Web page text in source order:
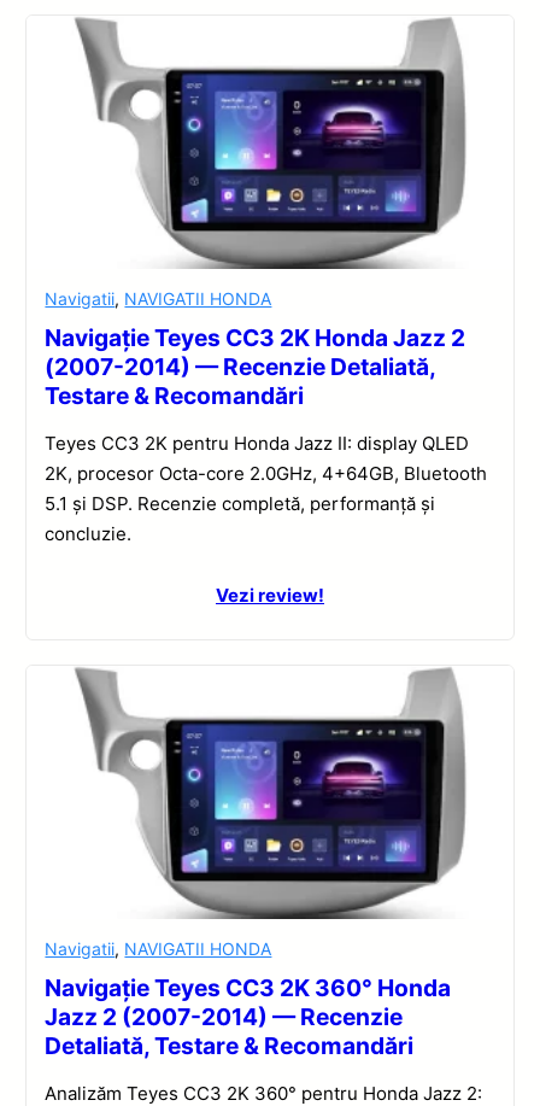
Navigatii, NAVIGATII HONDA
Navigație Teyes CC3 2K Honda Jazz 2
(2007-2014) — Recenzie Detaliată,
Testare & Recomandări
Teyes CC3 2K pentru Honda Jazz II: display QLED
2K, procesor Octa-core 2.0GHz, 4+64GB, Bluetooth
5.1 și DSP. Recenzie completă, performanță și
concluzie.
Vezi review!
Navigatii, NAVIGATII HONDA
Navigație Teyes CC3 2K 360° Honda
Jazz 2 (2007-2014) — Recenzie
Detaliată, Testare & Recomandări
Analizăm Teyes CC3 2K 360° pentru Honda Jazz 2: